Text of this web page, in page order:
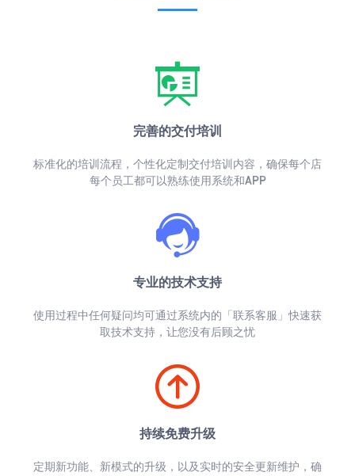
完善的交付培训
标准化的培训流程，个性化定制交付培训内容，确保每个店
每个员工都可以熟练使用系统和APP
专业的技术支持
使用过程中任何疑问均可通过系统内的「联系客服」快速获
取技术支持，让您没有后顾之忧
持续免费升级
定期新功能、新模式的升级，以及实时的安全更新维护，确